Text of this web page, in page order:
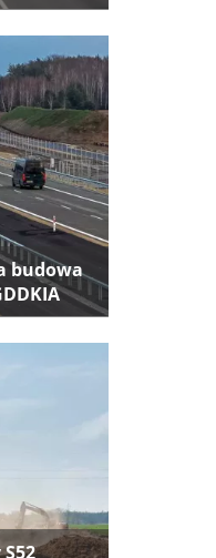
budowa